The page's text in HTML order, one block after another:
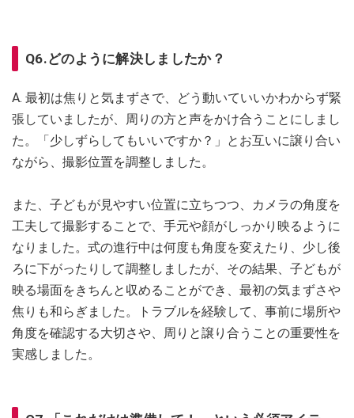
Q6.どのように解決しましたか？
A. 最初は焦りと気まずさで、どう動いていいかわからず緊
張していましたが、周りの方と声をかけ合うことにしまし
た。「少しずらしてもいいですか？」とお互いに譲り合い
ながら、撮影位置を調整しました。
また、子どもが見やすい位置に立ちつつ、カメラの角度を
工夫して撮影することで、手元や顔がしっかり映るように
なりました。式の進行中は何度も角度を変えたり、少し後
ろに下がったりして調整しましたが、その結果、子どもが
映る場面をきちんと収めることができ、最初の気まずさや
焦りも和らぎました。トラブルを経験して、事前に場所や
角度を確認する大切さや、周りと譲り合うことの重要性を
実感しました。